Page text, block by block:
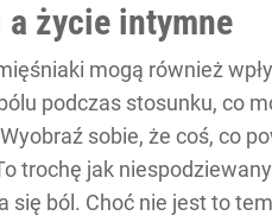
życie intymne
mogą również
podczas stosunku, co
sobie, że coś, co
trochę jak
się ból. Choć nie jest to